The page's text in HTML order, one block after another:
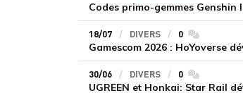
18/07 DIVERS 0commentaires
30/06 DIVERS 0commentaires